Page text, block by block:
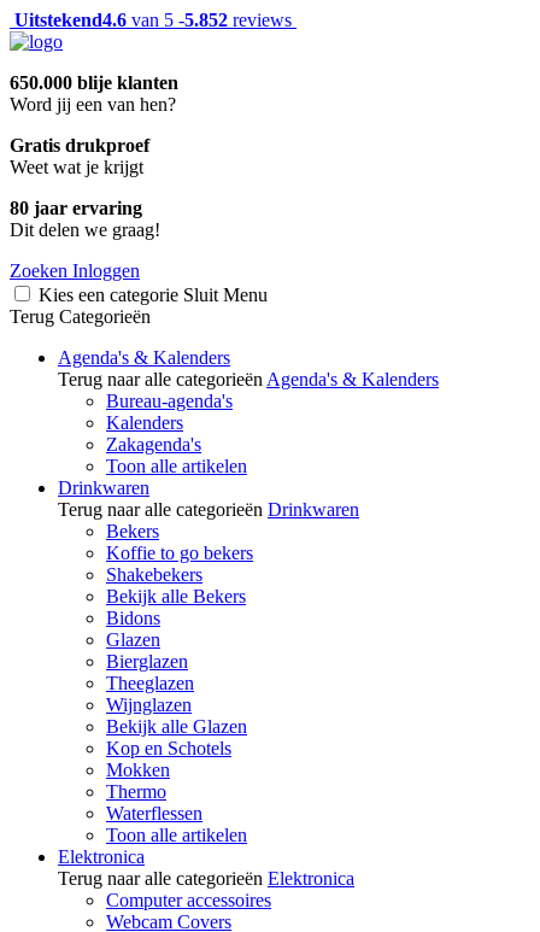
Uitstekend4.6 van 5 -5.852 reviews
650.000 blije klanten
Word jij een van hen?
Gratis drukproef
Weet wat je krijgt
80 jaar ervaring
Dit delen we graag!
Zoeken Inloggen
Kies een categorie Sluit Menu
Terug Categorieën
Agenda's & Kalenders
Terug naar alle categorieën Agenda's & Kalenders
Bureau-agenda's
Kalenders
Zakagenda's
Toon alle artikelen
Drinkwaren
Terug naar alle categorieën Drinkwaren
Bekers
Koffie to go bekers
Shakebekers
Bekijk alle Bekers
Bidons
Glazen
Bierglazen
Theeglazen
Wijnglazen
Bekijk alle Glazen
Kop en Schotels
Mokken
Thermo
Waterflessen
Toon alle artikelen
Elektronica
Terug naar alle categorieën Elektronica
Computer accessoires
Webcam Covers